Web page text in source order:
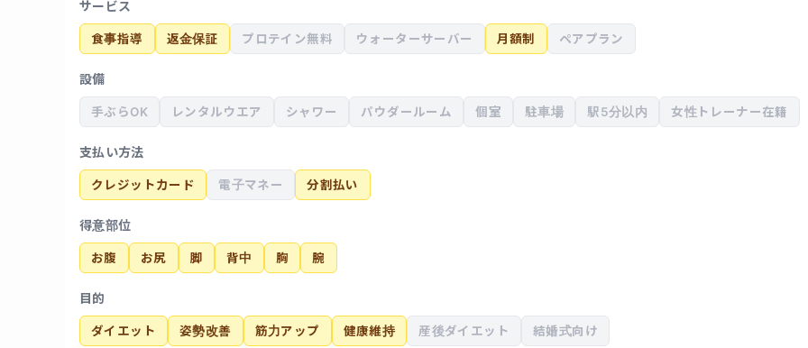
サービス
食事指導 返金保証 プロテイン無料 ウォーターサーバー 月額制 ペアプラン
設備
手ぶらOK レンタルウエア シャワー パウダールーム 個室 駐車場 駅5分以内 女性トレーナー在籍
支払い方法
クレジットカード 電子マネー 分割払い
得意部位
お腹 お尻 脚 背中 胸 腕
目的
ダイエット 姿勢改善 筋力アップ 健康維持 産後ダイエット 結婚式向け